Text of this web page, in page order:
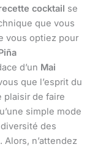
cocktail se
que vous
vous optiez pour
d’un Mai
que l’esprit du
plaisir de faire
simple mode
des
n’attendez